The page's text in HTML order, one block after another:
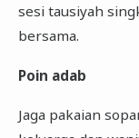
sesi tausiyah
bersama.
Poin adab
Jaga pakaian